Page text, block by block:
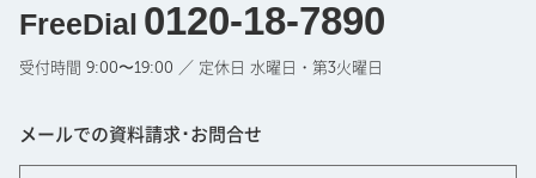
FreeDial 0120-18-7890
受付時間 9:00〜19:00 ／ 定休日 水曜日・第3火曜日
メールでの資料請求･お問合せ